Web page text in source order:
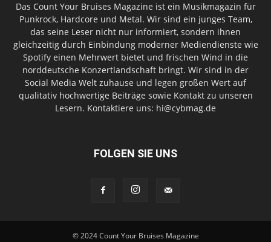
Das Count Your Bruises Magazine ist ein Musikmagazin für
Punkrock, Hardcore und Metal. Wir sind ein junges Team,
das seine Leser nicht nur informiert, sondern ihnen
gleichzeitig durch Einbindung moderner Mediendienste wie
Spotify einen Mehrwert bietet und frischen Wind in die
norddeutsche Konzertlandschaft bringt. Wir sind in der
Social Media Welt zuhause und legen großen Wert auf
qualitativ hochwertige Beiträge sowie Kontakt zu unseren
Lesern. Kontaktiere uns: hi@cybmag.de
FOLGEN SIE UNS
© 2024 Count Your Bruises Magazine